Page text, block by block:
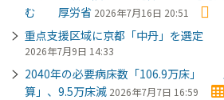
む 厚労省 2026年7月16日 20:51
重点支援区域に京都「中丹」を選定
2026年7月9日 14:33
2040年の必要病床数「106.9万床」
算」、9.5万床減 2026年7月7日 16:59